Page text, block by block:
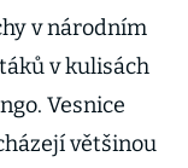
v národním
v kulisách
Vesnice
většinou